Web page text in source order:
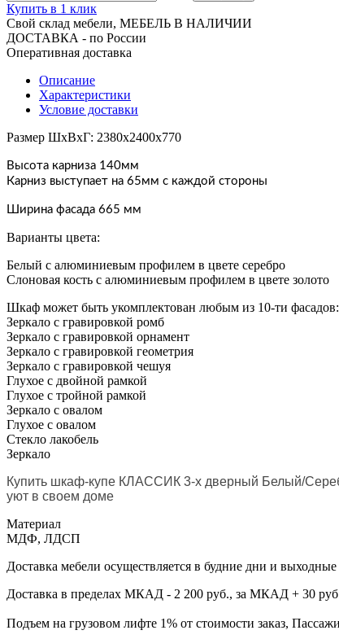
Купить в 1 клик
Свой склад мебели, МЕБЕЛЬ В НАЛИЧИИ
ДОСТАВКА - по России
Оперативная доставка
Описание
Характеристики
Условие доставки
Размер ШхВхГ: 2380х2400х770
Высота карниза 140мм
Карниз выступает на 65мм с каждой стороны
Ширина фасада 665 мм
Варианты цвета:
Белый с алюминиевым профилем в цвете серебро
Слоновая кость с алюминиевым профилем в цвете золото
Шкаф может быть укомплектован любым из 10-ти фасадов:
Зеркало с гравировкой ромб
Зеркало с гравировкой орнамент
Зеркало с гравировкой геометрия
Зеркало с гравировкой чешуя
Глухое с двойной рамкой
Глухое с тройной рамкой
Зеркало с овалом
Глухое с овалом
Стекло лакобель
Зеркало
Купить шкаф-купе КЛАССИК 3-х дверный Белый/
уют в своем доме
Материал
МДФ, ЛДСП
Доставка мебели осуществляется в будние дни и
Доставка в пределах МКАД - 2 200 руб., за МКАД + 30
Подъем на грузовом лифте 1% от стоимости заказ,